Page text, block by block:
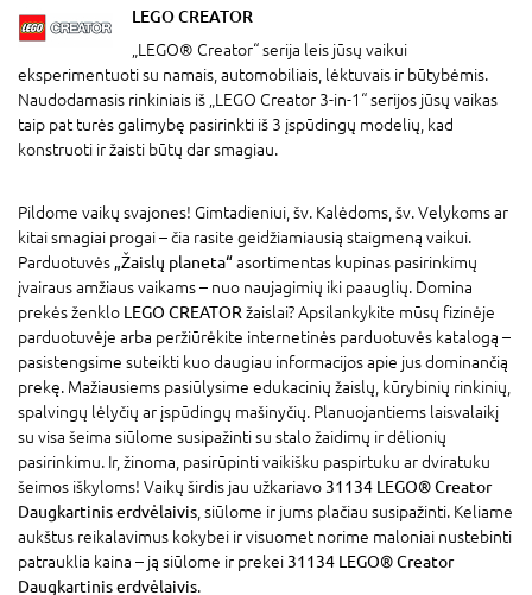
LEGO CREATOR
„LEGO® Creator“ serija leis jūsų vaikui
eksperimentuoti su namais, automobiliais, lėktuvais ir būtybėmis.
Naudodamasis rinkiniais iš „LEGO Creator 3-in-1“ serijos jūsų vaikas
taip pat turės galimybę pasirinkti iš 3 įspūdingų modelių, kad
konstruoti ir žaisti būtų dar smagiau.
Pildome vaikų svajones! Gimtadieniui, šv. Kalėdoms, šv. Velykoms ar
kitai smagiai progai – čia rasite geidžiamiausią staigmeną vaikui.
Parduotuvės „Žaislų planeta“asortimentas kupinas pasirinkimų
įvairaus amžiaus vaikams – nuo naujagimių iki paauglių. Domina
prekės ženklo LEGO CREATOR žaislai? Apsilankykite mūsų fizinėje
parduotuvėje arba peržiūrėkite internetinės parduotuvės katalogą –
pasistengsime suteikti kuo daugiau informacijos apie jus dominančią
prekę. Mažiausiems pasiūlysime edukacinių žaislų, kūrybinių rinkinių,
spalvingų lėlyčių ar įspūdingų mašinyčių. Planuojantiems laisvalaikį
su visa šeima siūlome susipažinti su stalo žaidimų ir dėlionių
pasirinkimu. Ir, žinoma, pasirūpinti vaikišku paspirtuku ar dviratuku
šeimos iškyloms! Vaikų širdis jau užkariavo 31134 LEGO® Creator
Daugkartinis erdvėlaivis , siūlome ir jums plačiau susipažinti. Keliame
aukštus reikalavimus kokybei ir visuomet norime maloniai nustebinti
patrauklia kaina – ją siūlome ir prekei 31134 LEGO® Creator
Daugkartinis erdvėlaivis.